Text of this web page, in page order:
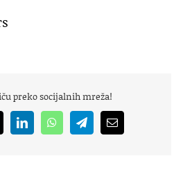
preko socijalnih mreža!
LinkedInWhatsAppTelegramEmail